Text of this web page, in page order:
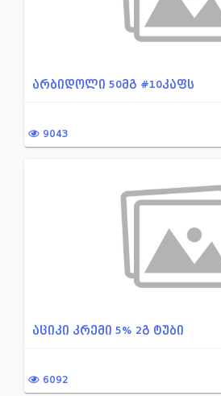
არბიდოლი 50მგ #10კაფს
9043
აციკი კრემი 5% 2გ ტუბი
6092